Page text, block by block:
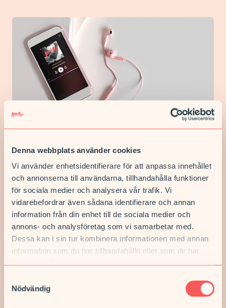
Denna webbplats använder cookies
Vi använder enhetsidentifierare för att anpassa innehållet
och annonserna till användarna, tillhandahålla funktioner
för sociala medier och analysera vår trafik. Vi
vidarebefordrar även sådana identifierare och annan
information från din enhet till de sociala medier och
annons- och analysföretag som vi samarbetar med.
Dessa kan i sin tur kombinera informationen med annan
information som du har tillhandahållit eller som de har
Nödvändig
AMNING, BARNHÄLSOVÅRD, CELLPROVTAGNING, FÖRSTA TIDEN MED BARN, FOSTERDIAGNOSTIK, GRAVIDITET, KLIMAKTERIEBESVÄR , KÖNSSJUKDOMAR, PREVENTIVMEDEL, SEXUELL HÄLSA, ULTRALJUD, UNDERLIVSBESVÄR, VACCINATIONER FÖR BARN, KURSUTBUD
Olika professioner inom Mama Mia guidar och
LÄS MER